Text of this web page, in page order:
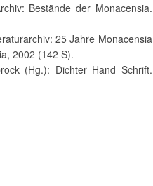
Bestände der Monacensia.
25 Jahre Monacensia
2002 (142 S).
(Hg.): Dichter Hand Schrift.